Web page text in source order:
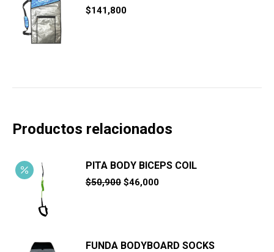
$141,800
Productos relacionados
PITA BODY BICEPS COIL
$50,900 El
$46,000El
FUNDA BODYBOARD SOCKS